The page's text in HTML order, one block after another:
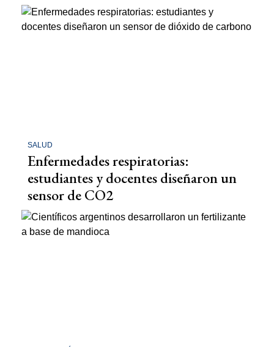
SALUD
Enfermedades respiratorias:
estudiantes y docentes diseñaron un
sensor de CO2